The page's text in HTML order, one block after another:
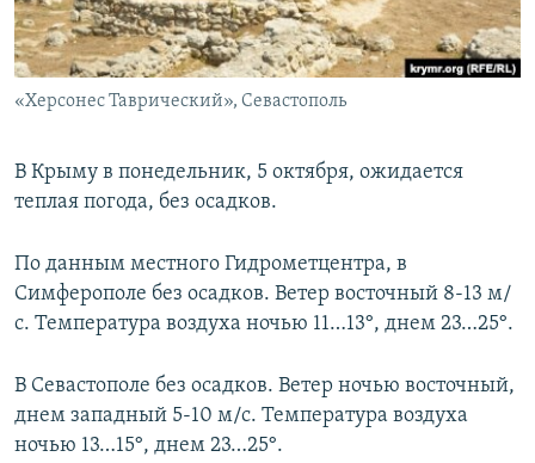
ПОБЕДИТЕЛЕЙ НЕ СУДЯТ?
КРЫМ.НЕПОКОРЕННЫЙ
ELIFBE
ПРИСОЕДИНЯЙТЕСЬ!
Все сайты RFE/RL
«Херсонес Таврический», Севастополь
В Крыму в понедельник, 5 октября, ожидается
теплая погода, без осадков.
По данным местного Гидрометцентра, в
Симферополе без осадков. Ветер восточный 8-13 м/
с. Температура воздуха ночью 11…13°, днем 23…25°.
В Севастополе без осадков. Ветер ночью восточный,
днем западный 5-10 м/с. Температура воздуха
ночью 13…15°, днем 23…25°.